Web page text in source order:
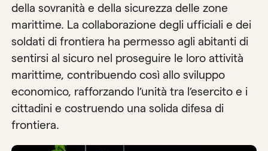
della sovranità e della sicurezza delle zone
marittime. La collaborazione degli ufficiali e dei
soldati di frontiera ha permesso agli abitanti di
sentirsi al sicuro nel proseguire le loro attività
marittime, contribuendo così allo sviluppo
economico, rafforzando l’unità tra l’esercito e i
cittadini e costruendo una solida difesa di
frontiera.